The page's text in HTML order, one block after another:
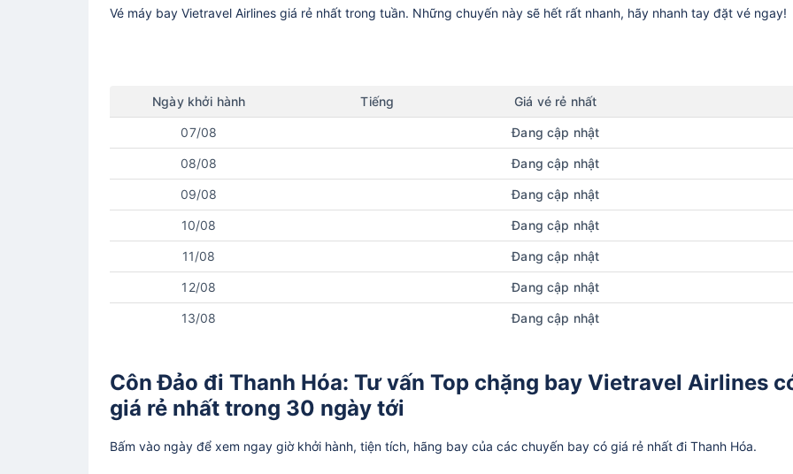
Vé máy bay Vietravel Airlines giá rẻ nhất trong tuần. Những chuyến này sẽ hết rất nhanh, hãy nhanh tay đặt vé ngay!
Ngày khởi hành Tiếng Giá vé rẻ nhất
07/08 Đang cập nhật
08/08 Đang cập nhật
09/08 Đang cập nhật
10/08 Đang cập nhật
11/08 Đang cập nhật
12/08 Đang cập nhật
13/08 Đang cập nhật
Côn Đảo đi Thanh Hóa: Tư vấn Top chặng bay Vietravel Airlines
giá rẻ nhất trong 30 ngày tới
Bấm vào ngày để xem ngay giờ khởi hành, tiện tích, hãng bay của các chuyến bay có giá rẻ nhất đi Thanh Hóa.